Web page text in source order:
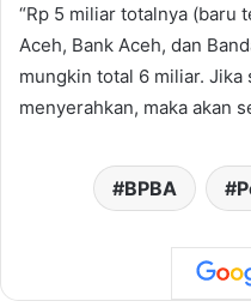
“Rp 5 miliar totalnya (baru
Aceh, Bank Aceh, dan
mungkin total 6 miliar. Jika
menyerahkan, maka akan
BPBA